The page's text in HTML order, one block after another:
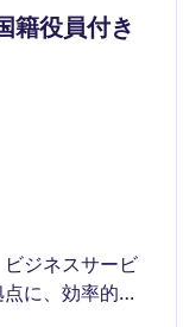
籍役員付き
ジネスサービ
に、効率的な